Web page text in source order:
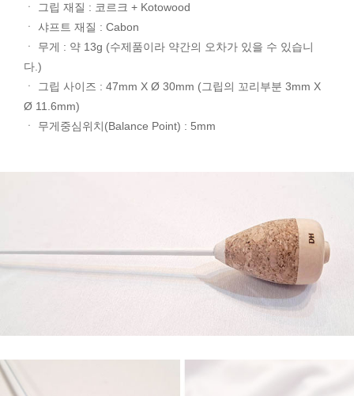
ㆍ 그립 재질 : 코르크 + Kotowood
ㆍ 샤프트 재질 : Cabon
ㆍ 무게 : 약 13g (수제품이라 약간의 오차가 있을 수 있습니
다.)
ㆍ 그립 사이즈 : 47mm X Ø 30mm (그립의 꼬리부분 3mm X
Ø 11.6mm)
ㆍ 무게중심위치(Balance Point) : 5mm